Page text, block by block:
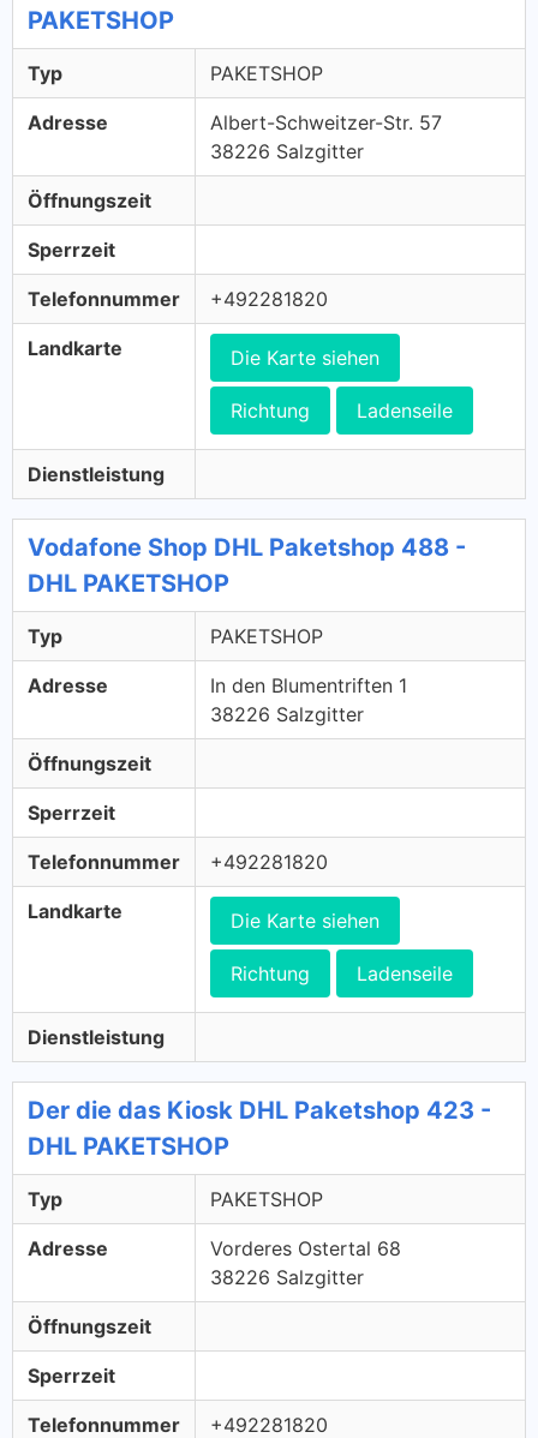
PAKETSHOP
Typ PAKETSHOP
Adresse
Albert-Schweitzer-Str. 57
38226 Salzgitter
Öffnungszeit
Sperrzeit
Telefonnummer +492281820
Landkarte Die Karte siehen
Richtung Ladenseile
Dienstleistung
Vodafone Shop DHL Paketshop 488 -
DHL PAKETSHOP
Typ PAKETSHOP
Adresse
In den Blumentriften 1
38226 Salzgitter
Öffnungszeit
Sperrzeit
Telefonnummer +492281820
Landkarte Die Karte siehen
Richtung Ladenseile
Dienstleistung
Der die das Kiosk DHL Paketshop 423 -
DHL PAKETSHOP
Typ PAKETSHOP
Adresse
Vorderes Ostertal 68
38226 Salzgitter
Öffnungszeit
Sperrzeit
Telefonnummer +492281820